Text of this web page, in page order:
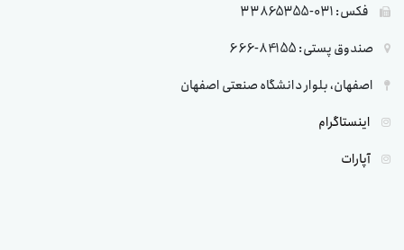
فکس: 031-33865355
صندوق پستی: 84155-666
اصفهان، بلوار دانشگاه صنعتی اصفهان
اینستاگرام
آپارات